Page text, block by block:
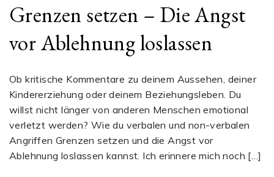
Grenzen setzen – Die Angst
vor Ablehnung loslassen
Ob kritische Kommentare zu deinem Aussehen, deiner
Kindererziehung oder deinem Beziehungsleben. Du
willst nicht länger von anderen Menschen emotional
verletzt werden? Wie du verbalen und non-verbalen
Angriffen Grenzen setzen und die Angst vor
Ablehnung loslassen kannst. Ich erinnere mich noch […]